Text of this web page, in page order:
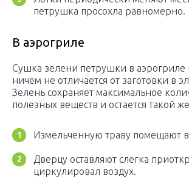
петрушка просохла равномерно.
В аэрогриле
Сушка зелени петрушки в аэрогриле
ничем не отличается от заготовки в
Зелень сохраняет максимальное
полезных веществ и остается такой
Измельченную траву помещают в
Дверцу оставляют слегка
циркулировал воздух.